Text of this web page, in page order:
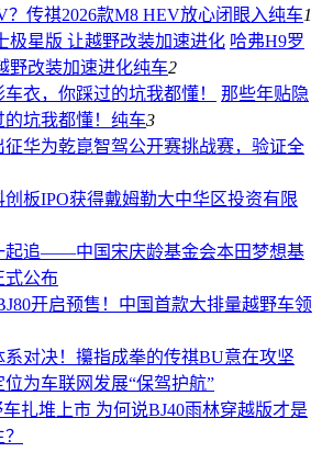
？传祺2026款M8 HEV放心闭眼入纯车1
哈弗H9罗
野改装加速进化纯车2
那些年贴隐
坑我都懂！ 纯车3
征华为乾崑智驾公开赛挑战赛，验证全
创板IPO获得戴姆勒大中华区投资有限
起追——中国宋庆龄基金会本田梦想基
式公布
开启预售！中国首款大排量越野车领
系对决！攥指成拳的传祺BU意在攻坚
为车联网发展“保驾护航”
车扎堆上市 为何说BJ40雨林穿越版才是